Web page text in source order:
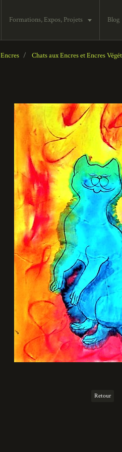
Formations, Expos, Projets Blog
Encres Chats aux Encres et Encres
Retour